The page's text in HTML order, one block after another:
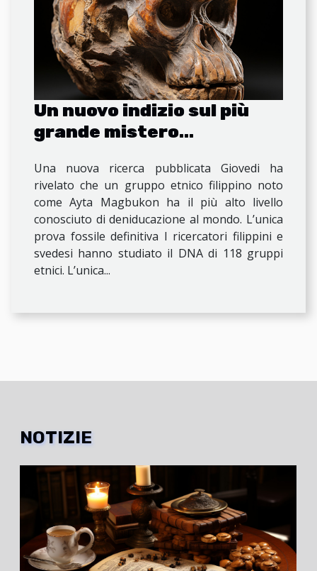
Un nuovo indizio sul più
grande mistero
trovato nelle Filippin
Una nuova ricerca pubblicata Giovedi ha
rivelato che un gruppo etnico filippino noto
come Ayta Magbukon ha il più alto livello
conosciuto di deniducazione al mondo. L’unica
prova fossile definitiva I ricercatori filippini e
svedesi hanno studiato il DNA di 118 gruppi
etnici. L’unica...
NOTIZIE